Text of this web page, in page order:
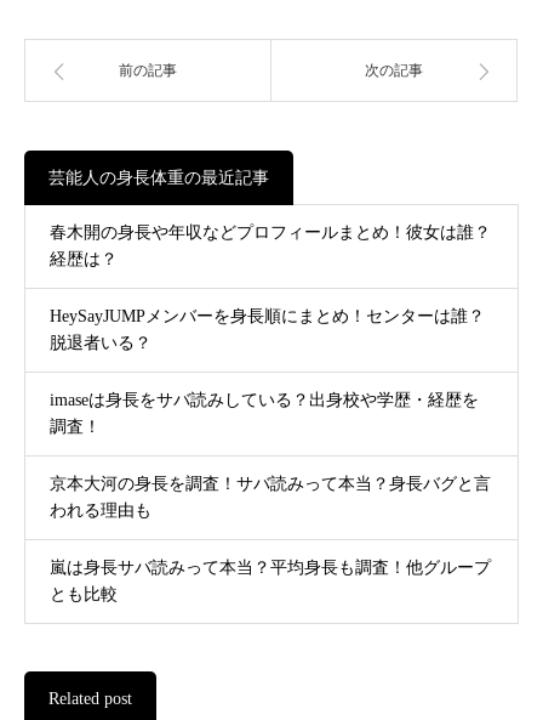
前の記事 次の記事
芸能人の身長体重の最近記事
春木開の身長や年収などプロフィールまとめ！彼女は誰？
経歴は？
HeySayJUMPメンバーを身長順にまとめ！センターは誰？
脱退者いる？
imaseは身長をサバ読みしている？出身校や学歴・経歴を
調査！
京本大河の身長を調査！サバ読みって本当？身長バグと言
われる理由も
嵐は身長サバ読みって本当？平均身長も調査！他グループ
とも比較
Related post